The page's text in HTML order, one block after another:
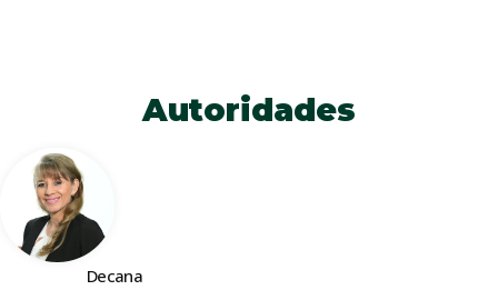
Autoridades
Decana